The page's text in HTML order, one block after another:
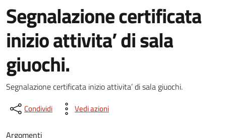
Segnalazione certificata
inizio attivita’ di sala
giuochi.
Dettagli del documento
Segnalazione certificata inizio attivita’ di sala giuochi.
Condividi Vedi azioni
Argomenti